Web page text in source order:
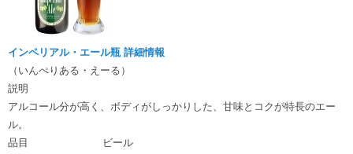
インペリアル・エール瓶 詳細情報
（いんぺりある・えーる）
説明
アルコール分が高く、ボディがしっかりした、甘味とコクが特長のエー
ル。
品目
ビール